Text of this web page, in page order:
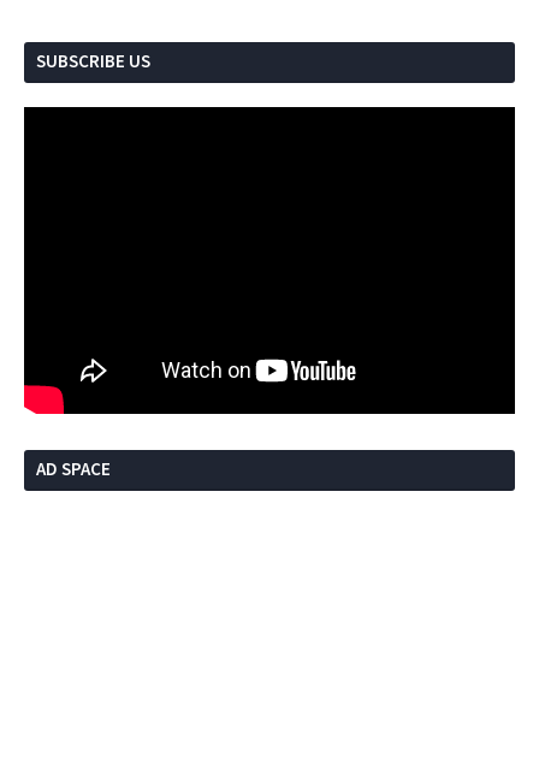
SUBSCRIBE US
AD SPACE